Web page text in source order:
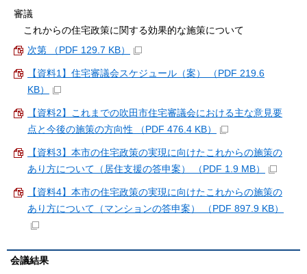
審議
これからの住宅政策に関する効果的な施策について
次第 （PDF 129.7 KB）
【資料1】住宅審議会スケジュール（案） （PDF 219.6
KB）
【資料2】これまでの吹田市住宅審議会における主な意見要
点と今後の施策の方向性 （PDF 476.4 KB）
【資料3】本市の住宅政策の実現に向けたこれからの施策の
あり方について（居住支援の答申案） （PDF 1.9 MB）
【資料4】本市の住宅政策の実現に向けたこれからの施策の
あり方について（マンションの答申案） （PDF 897.9 KB）
会議結果